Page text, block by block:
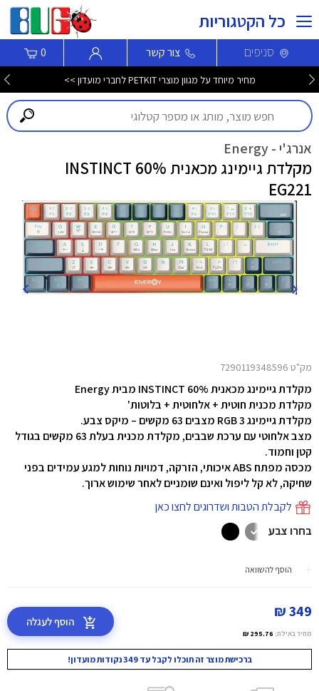
כל הקטגוריות
סניפים צור קשר 0
מחיר מיוחד על מגוון מוצרי PETKIT לחברי מועדון >>
אנרג'י - Energy
מקלדת גיימינג מכאנית 60% INSTINCT
EG221
מק"ט 7290119348596
מקלדת גיימינג מכאנית 60% INSTINCT מבית Energy
מקלדת מכנית חוטית + אלחוטית + בלוטות'
מקלדת גיימינג RGB 3 מצבים 63 מקשים – מיקס צבע.
מצב אלחוטי עם ערכת שבבים, מקלדת מכנית בעלת 63 מקשים בגודל
קטן וחמוד.
מכסה מפתח ABS איכותי, הזרקה, דמויות נוחות למגע עמידים בפני
שחיקה, לא קל ליפול ואינם שומניים לאחר שימוש ארוך.
לקבלת הטבות ושדרוגים לחצו כאן
בחרו צבע
הוסף להשוואה
349 ₪
מחיר באילת: 295.76 ₪
הוסף לעגלה
ברכישת מוצר זה תוכלו לקבל עד 349 נקודות מועדון!